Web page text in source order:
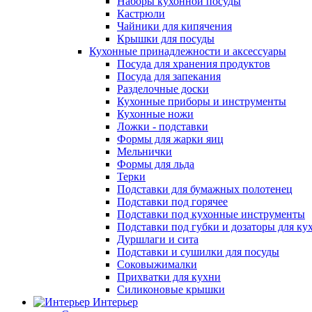
Кастрюли
Чайники для кипячения
Крышки для посуды
Кухонные принадлежности и аксессуары
Посуда для хранения продуктов
Посуда для запекания
Разделочные доски
Кухонные приборы и инструменты
Кухонные ножи
Ложки - подставки
Формы для жарки яиц
Мельнички
Формы для льда
Терки
Подставки для бумажных полотенец
Подставки под горячее
Подставки под кухонные инструменты
Подставки под губки и дозаторы для
Дуршлаги и сита
Подставки и сушилки для посуды
Соковыжималки
Прихватки для кухни
Силиконовые крышки
Интерьер